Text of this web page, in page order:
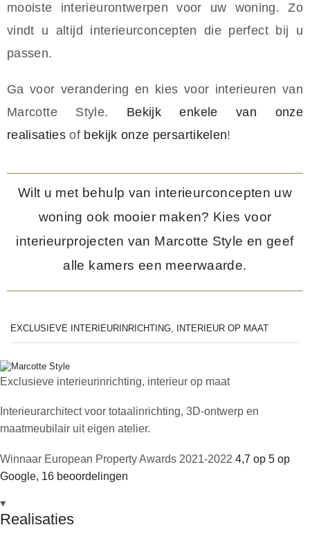
mooiste interieurontwerpen voor uw woning. Zo
vindt u altijd interieurconcepten die perfect bij u
passen.
Ga voor verandering en kies voor interieuren van
Marcotte Style. Bekijk enkele van onze
realisatiesof bekijk onze persartikelen!
Wilt u met behulp van interieurconcepten uw
woning ook mooier maken? Kies voor
interieurprojecten van Marcotte Style en geef
alle kamers een meerwaarde.
EXCLUSIEVE INTERIEURINRICHTING, INTERIEUR OP MAAT
Exclusieve interieurinrichting, interieur op maat
Interieurarchitect voor totaalinrichting, 3D-ontwerp en
maatmeubilair uit eigen atelier.
Winnaar European Property Awards 2021-2022 4,7 op 5 op
Google, 16 beoordelingen
Realisaties